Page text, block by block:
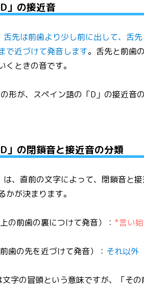
」の接近音
舌先は前歯より少し前に出して、舌
で近づけて発音します。舌先と前歯
くときの音です。
形が、スペイン語の「D」の接近音
」の閉鎖音と接近音の分類
は、直前の文字によって、閉鎖音と
かが決まります。
上の前歯の裏につけて発音）： *言い
前歯の先を近づけて発音）： それ以外
文字の冒頭という意味ですが、「その